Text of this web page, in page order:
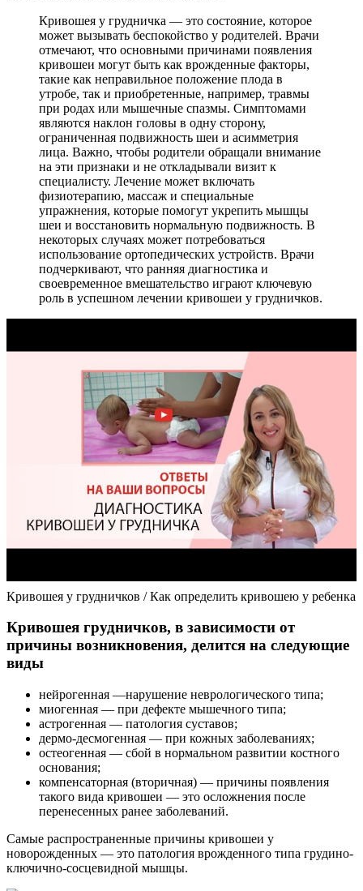
Кривошея у грудничка — это состояние, которое
может вызывать беспокойство у родителей. Врачи
отмечают, что основными причинами появления
кривошеи могут быть как врожденные факторы,
такие как неправильное положение плода в
утробе, так и приобретенные, например, травмы
при родах или мышечные спазмы. Симптомами
являются наклон головы в одну сторону,
ограниченная подвижность шеи и асимметрия
лица. Важно, чтобы родители обращали внимание
на эти признаки и не откладывали визит к
специалисту. Лечение может включать
физиотерапию, массаж и специальные
упражнения, которые помогут укрепить мышцы
шеи и восстановить нормальную подвижность. В
некоторых случаях может потребоваться
использование ортопедических устройств. Врачи
подчеркивают, что ранняя диагностика и
своевременное вмешательство играют ключевую
роль в успешном лечении кривошеи у грудничков.
Кривошея у грудничков / Как определить кривошею у ребенка
Кривошея грудничков, в зависимости от
причины возникновения, делится на следующие
виды
нейрогенная —нарушение неврологического типа;
миогенная — при дефекте мышечного типа;
астрогенная — патология суставов;
дермо-десмогенная — при кожных заболеваниях;
остеогенная — сбой в нормальном развитии костного
основания;
компенсаторная (вторичная) — причины появления
такого вида кривошеи — это осложнения после
перенесенных ранее заболеваний.
Самые распространенные причины кривошеи у
новорожденных — это патология врожденного типа грудино-
ключично-сосцевидной мышцы.